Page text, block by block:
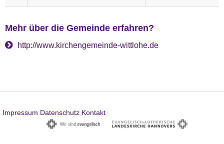
Mehr über die Gemeinde erfahren?
http://www.kirchengemeinde-wittlohe.de
Impressum Datenschutz Kontakt